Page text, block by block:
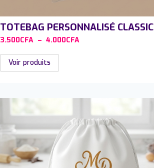
TOTEBAG PERSONNALISÉ CLASSIC
3.500CFA – 4.000CFA
Voir produits